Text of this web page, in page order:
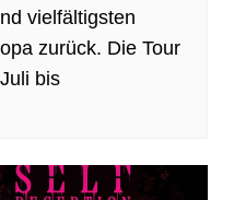
vielfältigsten
zurück. Die Tour
bis